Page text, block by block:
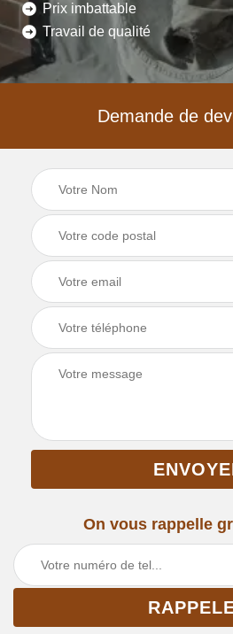
Prix imbattable
Travail de qualité
Demande de
On vous rappelle